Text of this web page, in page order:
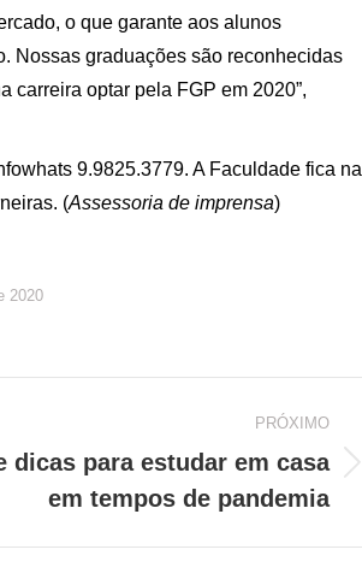
o que garante aos alunos
Nossas graduações são reconhecidas
carreira optar pela FGP em 2020”,
9.9825.3779. A Faculdade fica na
(Assessoria de imprensa)
2020
PRÓXIMO
dicas para estudar em casa
em tempos de pandemia